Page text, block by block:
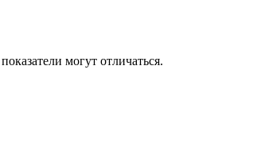
могут отличаться.